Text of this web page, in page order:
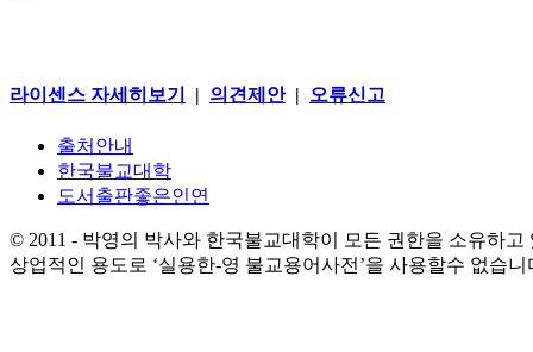
라이센스 자세히보기 | 의견제안| 오류신고
출처안내
한국불교대학
도서출판좋은인연
© 2011 - 박영의 박사와 한국불교대학이 모든 권한을 소유하고
상업적인 용도로 ‘실용한-영 불교용어사전’을 사용할수 없습니